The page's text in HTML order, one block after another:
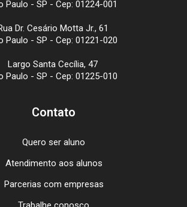
Paulo - SP - Cep: 01224-001
Dr. Cesário Motta Jr., 61
Paulo - SP - Cep: 01221-020
Largo Santa Cecília, 47
Paulo - SP - Cep: 01225-010
Contato
Quero ser aluno
Atendimento aos alunos
Parcerias com empresas